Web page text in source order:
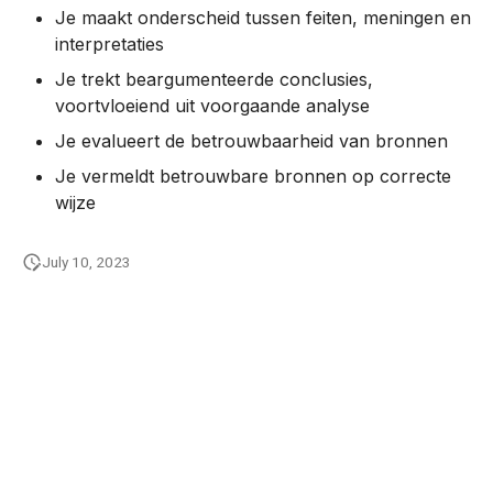
Fusion
Ad Software Development
Je maakt onderscheid tussen feiten, meningen en
interpretaties
Je trekt beargumenteerde conclusies,
voortvloeiend uit voorgaande analyse
Je evalueert de betrouwbaarheid van bronnen
Je vermeldt betrouwbare bronnen op correcte
wijze
July 10, 2023